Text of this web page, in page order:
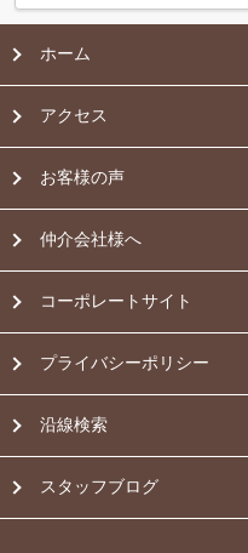
ホーム
アクセス
お客様の声
仲介会社様へ
コーポレートサイト
プライバシーポリシー
沿線検索
スタッフブログ